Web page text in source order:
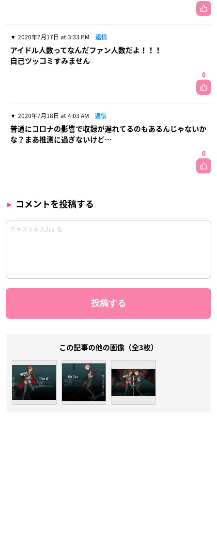
2020年7月17日 at 3:33 PM 返信
アイドル人数ってなんだファン人数だよ！！！
自己ツッコミすみません
0
2020年7月18日 at 4:03 AM 返信
普通にコロナの影響で収録が遅れてるのもあるんじゃないか
な？まあ推測に過ぎないけど…
0
コメントを投稿する
この記事の他の画像（全3枚）